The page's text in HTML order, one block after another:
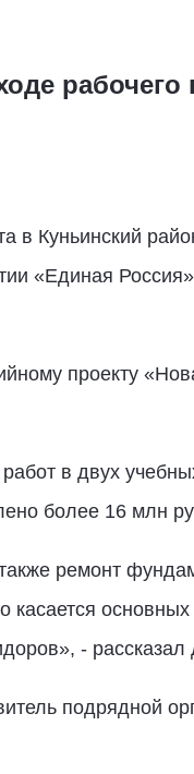
рабочего
в Куньинский
«Единая
проекту
в двух
более 16 млн
ремонт
касается
- рассказал
подрядной